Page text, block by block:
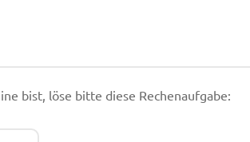
bist, löse bitte diese Rechenaufgabe: